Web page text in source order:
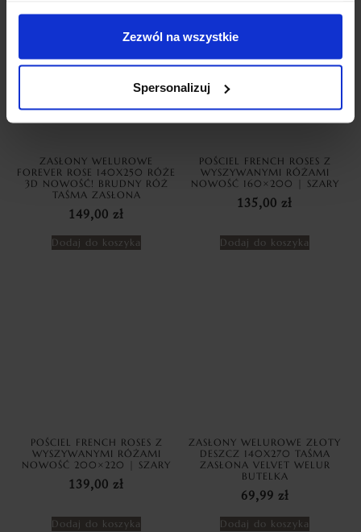
Zezwól na wszystkie
Spersonalizuj
ZASŁONY WELUROWE
FOREVER ROSE 140X250 RÓŻE
3D NOWOŚĆ! BRUDNY RÓŻ
TAŚMA ZASŁONA
149,00 zł
Dodaj do koszyka
POŚCIEL FRENCH ROSES Z
WYSZYWANYMI RÓŻAMI
NOWOŚĆ 160×200 | SZARY
135,00 zł
Dodaj do koszyka
POŚCIEL FRENCH ROSES Z
WYSZYWANYMI RÓŻAMI
NOWOŚĆ 200×220 | SZARY
139,00 zł
Dodaj do koszyka
ZASŁONY WELUROWE ZŁOTY
DESZCZ 140X270 TAŚMA
ZASŁONA VELVET WELUR
BUTELKA
69,99 zł
Dodaj do koszyka